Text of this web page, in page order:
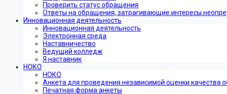
Проверить статус обращения
Ответы на обращения, затрагивающие интересы
Инновационная деятельность
Инновационная деятельность
Электронная среда
Наставничество
Ведущий колледж
Я наставник
НОКО
НОКО
Анкета для проведения независимой оценки качества
Печатная форма анкеты